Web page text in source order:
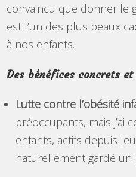
convaincu que donner le
est l’un des plus beaux
à nos enfants.
Des bénéfices concrets
Lutte contre l’obésité
préoccupants, mais j’ai
enfants, actifs depuis
naturellement gardé un